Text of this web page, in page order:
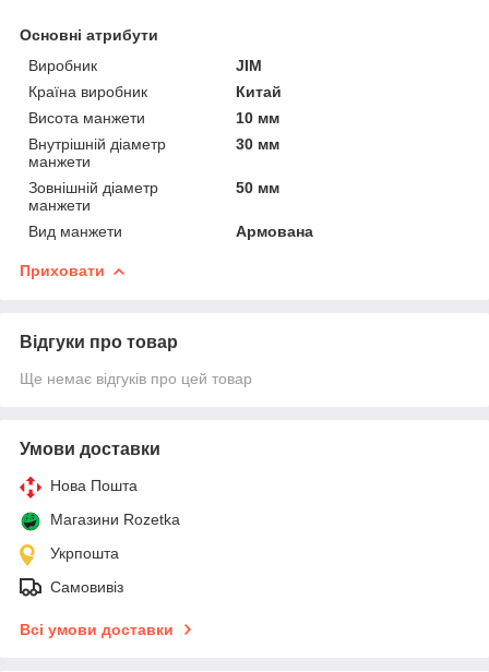
Основні атрибути
Виробник
JIM
Країна виробник
Китай
Висота манжети
10 мм
Внутрішній діаметр
манжети
30 мм
Зовнішній діаметр
манжети
50 мм
Вид манжети Армована
Приховати
Відгуки про товар
Ще немає відгуків про цей товар
Умови доставки
Нова Пошта
Магазини Rozetka
Укрпошта
Самовивіз
Всі умови доставки